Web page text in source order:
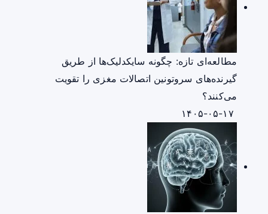
مطالعه‌ای تازه: چگونه سایکدلیک‌ها از طریق
گیرنده‌های سروتونین اتصالات مغزی را تقویت
می‌کنند؟